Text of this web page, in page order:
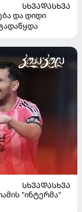
ᲡᲮᲕᲐᲓᲐᲡᲮᲕᲐ
და დიდი
ᲡᲮᲕᲐᲓᲐᲡᲮᲕᲐ
"ინტერმა"